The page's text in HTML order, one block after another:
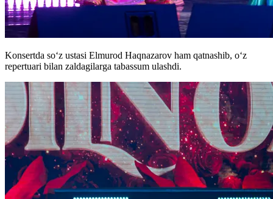
Konsertda so‘z ustasi Elmurod Haqnazarov ham qatnashib, o‘z
repertuari bilan zaldagilarga tabassum ulashdi.